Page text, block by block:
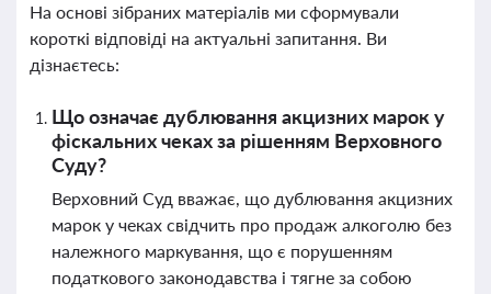
На основі зібраних матеріалів ми сформували
короткі відповіді на актуальні запитання. Ви
дізнаєтесь:
Що означає дублювання акцизних марок у
фіскальних чеках за рішенням Верховного
Суду?
Верховний Суд вважає, що дублювання акцизних
марок у чеках свідчить про продаж алкоголю без
належного маркування, що є порушенням
податкового законодавства і тягне за собою